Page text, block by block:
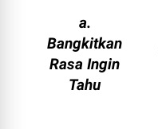
a.
Bangkitkan
Rasa Ingin
Tahu